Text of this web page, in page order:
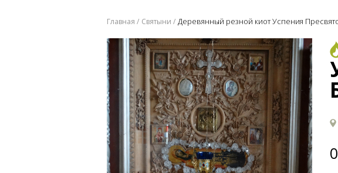
Главная Святыни Деревянный резной киот Успения
0